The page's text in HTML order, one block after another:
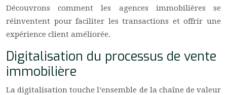
Découvrons comment les agences immobilières se
réinventent pour faciliter les transactions et offrir une
expérience client améliorée.
Digitalisation du processus de vente
immobilière
La digitalisation touche l’ensemble de la chaîne de valeur